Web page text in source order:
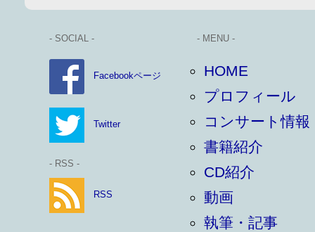
- SOCIAL -
Facebookページ
Twitter
- RSS -
RSS
- MENU -
HOME
プロフィール
コンサート情報
書籍紹介
CD紹介
動画
執筆・記事